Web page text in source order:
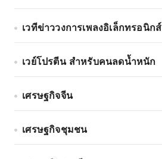
เวทีข่าววงการเพลงอิเล็กทรอนิกส์
เวย์โปรตีน สำหรับคนลดน้ำหนัก
เศรษฐกิจจีน
เศรษฐกิจชุมชน